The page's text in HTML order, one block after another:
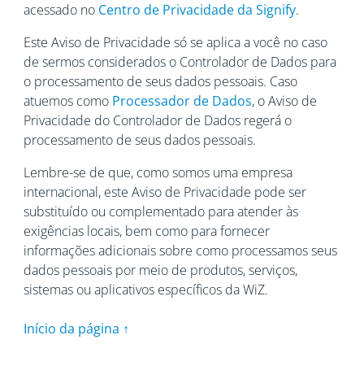
acessado no Centro de Privacidade da Signify.
Este Aviso de Privacidade só se aplica a você no caso
de sermos considerados o Controlador de Dados para
o processamento de seus dados pessoais. Caso
atuemos como Processador de Dados, o Aviso de
Privacidade do Controlador de Dados regerá o
processamento de seus dados pessoais.
Lembre-se de que, como somos uma empresa
internacional, este Aviso de Privacidade pode ser
substituído ou complementado para atender às
exigências locais, bem como para fornecer
informações adicionais sobre como processamos seus
dados pessoais por meio de produtos, serviços,
sistemas ou aplicativos específicos da WiZ.
Início da página ↑